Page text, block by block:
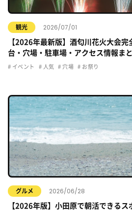
観光 2026/07/01
【2026年最新版】酒匂川花火大会
台・穴場・駐車場・アクセス情報ま
イベント 人気 穴場 お祭り
グルメ 2026/06/28
【2026年版】小田原で朝活できる